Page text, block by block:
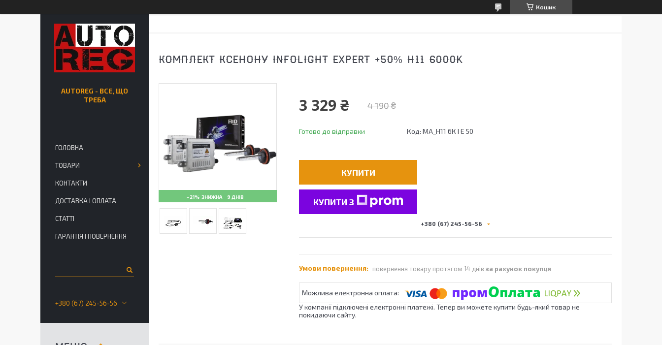
Кошик
КОМПЛЕКТ КСЕНОНУ INFOLIGHT EXPERT +50% H11 6000K
–21% 9 ДНІВ
4 190 ₴
3 329 ₴
Готово до відправки Код: MA_Н11 6К I E 50
КУПИТИ
КУПИТИ З
+380 (67) 245-56-56
повернення товару протягом 14 днів за рахунок покупця
У компанії підключені електронні платежі. Тепер ви можете купити будь-який товар не
покидаючи сайту.
AUTOREG - ВСЕ, ЩО
ТРЕБА
ГОЛОВНА
ТОВАРИ
КОНТАКТИ
ДОСТАВКА І ОПЛАТА
СТАТТІ
ГАРАНТІЯ І ПОВЕРНЕННЯ
+380 (67) 245-56-56